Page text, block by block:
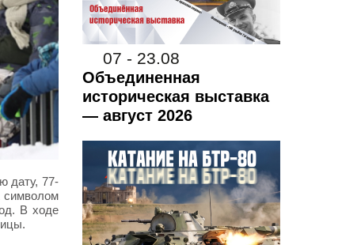
дату, 77-
символом
В ходе
07 - 23.08
Объединенная
историческая выставка
— август 2026